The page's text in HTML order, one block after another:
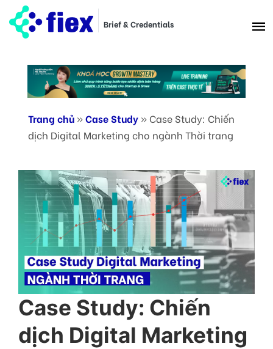
Brief & Credentials
Trang chủ »Case Study » Case Study: Chiến
dịch Digital Marketing cho ngành Thời trang
Case Study: Chiến
dịch Digital Marketing